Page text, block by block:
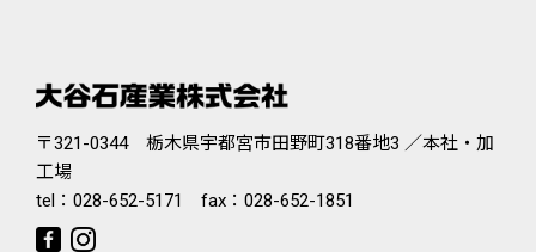
〒321-0344 栃木県宇都宮市田野町318番地3 ／本社・加
工場
tel： 028-652-5171 fax：028-652-1851